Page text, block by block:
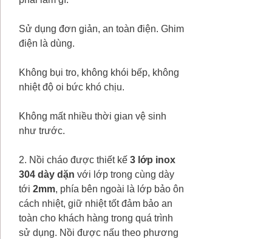
Sử dụng đơn giản, an toàn điện. Ghim
điện là dùng.
Không bụi tro, không khói bếp, không
nhiệt độ oi bức khó chịu.
Không mất nhiều thời gian vệ sinh
như trước.
2. Nồi cháo được thiết kế 3 lớp inox
304 dày dặn với lớp trong cùng dày
tới 2mm, phía bên ngoài là lớp bảo ôn
cách nhiệt, giữ nhiệt tốt đảm bảo an
toàn cho khách hàng trong quá trình
sử dụng. Nồi được nấu theo phương